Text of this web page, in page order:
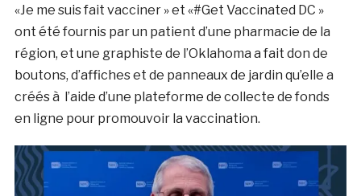
«Je me suis fait vacciner » et «#Get Vaccinated DC »
ont été fournis par un patient d’une pharmacie de la
région, et une graphiste de l’Oklahoma a fait don de
boutons, d’affiches et de panneaux de jardin qu’elle a
créés à l’aide d’une plateforme de collecte de fonds
en ligne pour promouvoir la vaccination.